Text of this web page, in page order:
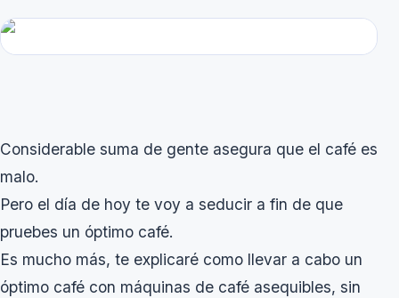
Considerable suma de gente asegura que el café es
malo.
Pero el día de hoy te voy a seducir a fin de que
pruebes un óptimo café.
Es mucho más, te explicaré como llevar a cabo un
óptimo café con máquinas de café asequibles, sin